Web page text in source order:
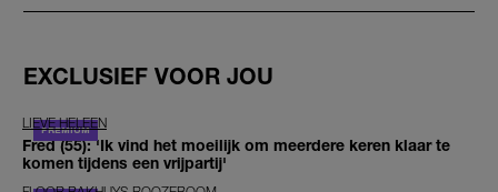
EXCLUSIEF VOOR JOU
LIEVE HELEEN
Fred (55): 'Ik vind het moeilijk om meerdere keren klaar te
komen tijdens een vrijpartij'